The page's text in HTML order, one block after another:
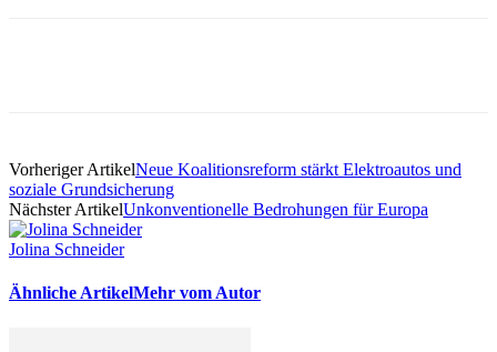
Vorheriger ArtikelNeue Koalitionsreform stärkt Elektroautos und
soziale Grundsicherung
Nächster ArtikelUnkonventionelle Bedrohungen für Europa
Jolina Schneider
Ähnliche ArtikelMehr vom Autor